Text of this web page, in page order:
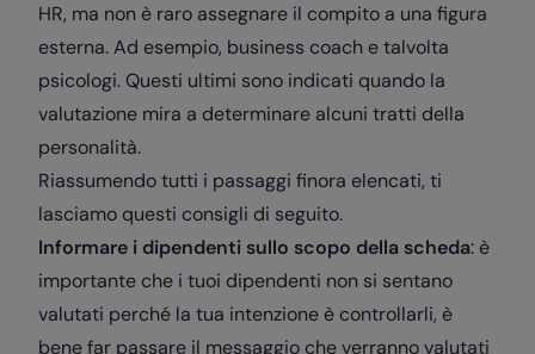
HR, ma non è raro assegnare il compito a una figura
esterna. Ad esempio, business coach e talvolta
psicologi. Questi ultimi sono indicati quando la
valutazione mira a determinare alcuni tratti della
personalità.
Riassumendo tutti i passaggi finora elencati, ti
lasciamo questi consigli di seguito.
Informare i dipendenti sullo scopo della scheda: è
importante che i tuoi dipendenti non si sentano
valutati perché la tua intenzione è controllarli, è
bene far passare il messaggio che verranno valutati